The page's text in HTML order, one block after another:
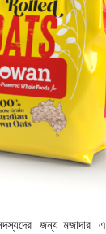
জন্য মজাদার